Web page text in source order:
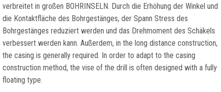
verbreitet in großen BOHRINSELN. Durch die Erhöhung der Winkel und
die Kontaktfläche des Bohrgestänges, der Spann Stress des
Bohrgestänges reduziert werden und das Drehmoment des Schäkels
verbessert werden kann. Außerdem, in the long distance construction,
the casing is generally required. In order to adapt to the casing
construction method, the vise of the drill is often designed with a fully
floating type.